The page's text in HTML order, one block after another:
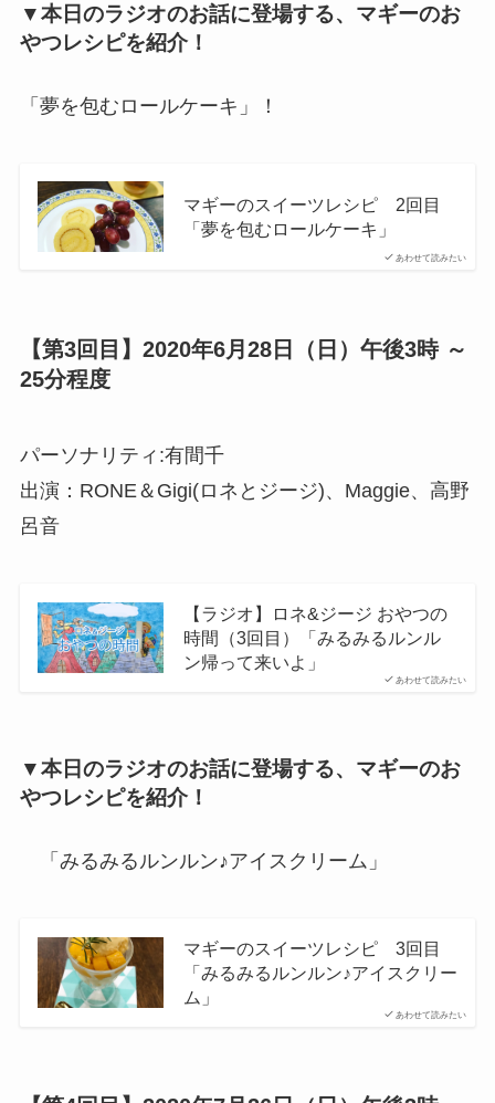
▼本日のラジオのお話に登場する、マギーのお
やつレシピを紹介！
「夢を包むロールケーキ」！
あわせて読みたい
マギーのスイーツレシピ 2回目
「夢を包むロールケーキ」
【第3回目】2020年6月28日（日）午後3時 ～
25分程度
パーソナリティ:有間千
出演：RONE＆Gigi(ロネとジージ)、Maggie、高野
呂音
あわせて読みたい
【ラジオ】ロネ&ジージ おやつの
時間（3回目）「みるみるルンル
ン帰って来いよ」
▼本日のラジオのお話に登場する、マギーのお
やつレシピを紹介！
「みるみるルンルン♪アイスクリーム」
あわせて読みたい
マギーのスイーツレシピ 3回目
「みるみるルンルン♪アイスクリー
ム」